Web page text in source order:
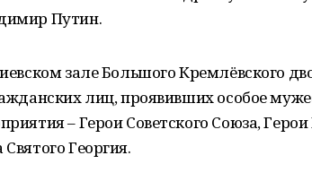
Путин.
зале Большого Кремлёвского
лиц, проявивших особое
– Герои Советского Союза,
Георгия.